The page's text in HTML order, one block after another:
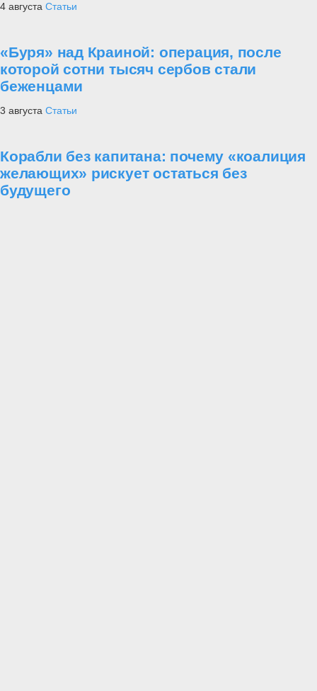
4 августа Статьи
«Буря» над Краиной: операция, после
которой сотни тысяч сербов стали
беженцами
3 августа Статьи
Корабли без капитана: почему «коалиция
желающих» рискует остаться без
будущего